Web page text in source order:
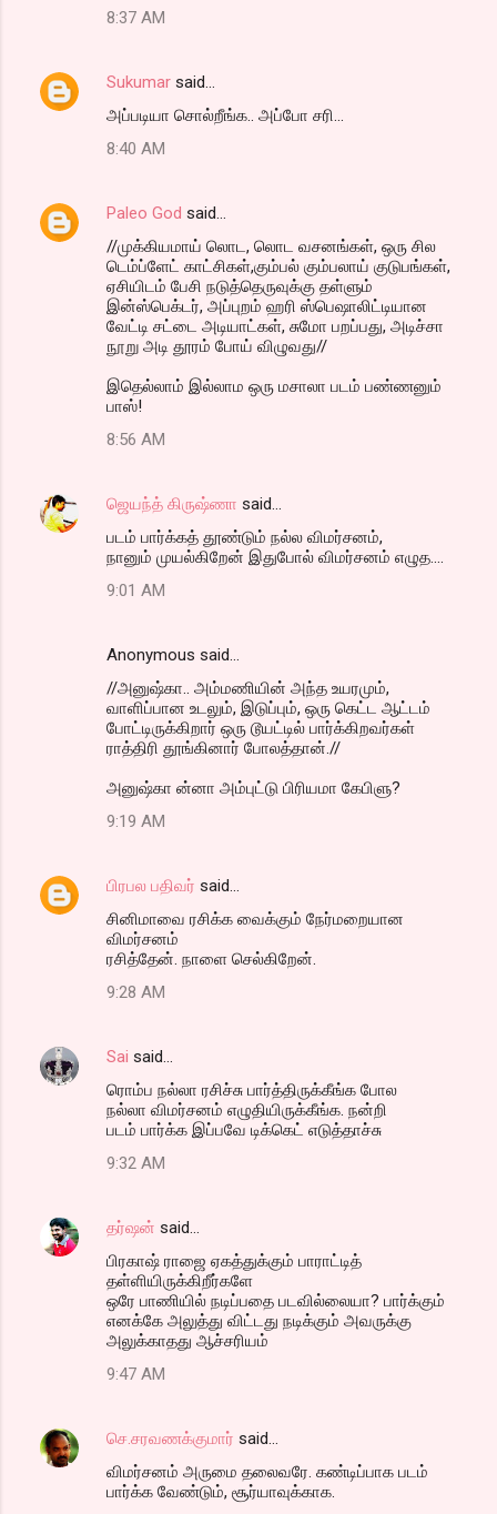
8:37 AM
Sukumar said…
அப்படியா சொல்றீங்க.. அப்போ சரி...
8:40 AM
Paleo God said…
//முக்கியமாய் லொட, லொட வசனங்கள், ஒரு சில
டெம்ப்ளேட் காட்சிகள்,கும்பல் கும்பலாய் குடுபங்கள்,
ஏசியிடம் பேசி நடுத்தெருவுக்கு தள்ளும்
இன்ஸ்பெக்டர், அப்புறம் ஹரி ஸ்பெஷாலிட்டியான
வேட்டி சட்டை அடியாட்கள், சுமோ பறப்பது, அடிச்சா
நூறு அடி தூரம் போய் விழுவது//
இதெல்லாம் இல்லாம ஒரு மசாலா படம் பண்ணனும்
பாஸ்!
8:56 AM
ஜெயந்த் கிருஷ்ணா said…
படம் பார்க்கத் தூண்டும் நல்ல விமர்சனம்,
நானும் முயல்கிறேன் இதுபோல் விமர்சனம் எழுத....
9:01 AM
Anonymous said…
//அனுஷ்கா.. அம்மணியின் அந்த உயரமும்,
வாளிப்பான உடலும், இடுப்பும், ஒரு கெட்ட ஆட்டம்
போட்டிருக்கிறார் ஒரு டூயட்டில் பார்க்கிறவர்கள்
ராத்திரி தூங்கினார் போலத்தான்.//
அனுஷ்கா ன்னா அம்புட்டு பிரியமா கேபிளு?
9:19 AM
பிரபல பதிவர் said…
சினிமாவை ரசிக்க வைக்கும் நேர்மறையான
விமர்சனம்
ரசித்தேன். நாளை செல்கிறேன்.
9:28 AM
Sai said…
ரொம்ப நல்லா ரசிச்சு பார்த்திருக்கீங்க போல
நல்லா விமர்சனம் எழுதியிருக்கீங்க. நன்றி
படம் பார்க்க இப்பவே டிக்கெட் எடுத்தாச்சு
9:32 AM
தர்ஷன் said…
பிரகாஷ் ராஜை ஏகத்துக்கும் பாராட்டித்
தள்ளியிருக்கிறீர்களே
ஒரே பாணியில் நடிப்பதை படவில்லையா? பார்க்கும்
எனக்கே அலுத்து விட்டது நடிக்கும் அவருக்கு
அலுக்காதது ஆச்சரியம்
9:47 AM
செ.சரவணக்குமார் said…
விமர்சனம் அருமை தலைவரே. கண்டிப்பாக படம்
பார்க்க வேண்டும், சூர்யாவுக்காக.